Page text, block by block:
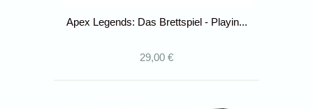
Apex Legends: Das Brettspiel - Playin...
29,00 €